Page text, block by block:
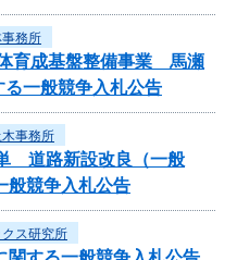
務所
育成基盤整備事業 馬瀬
一般競争入札公告
事務所
道路新設改良（一般
般競争入札公告
ス研究所